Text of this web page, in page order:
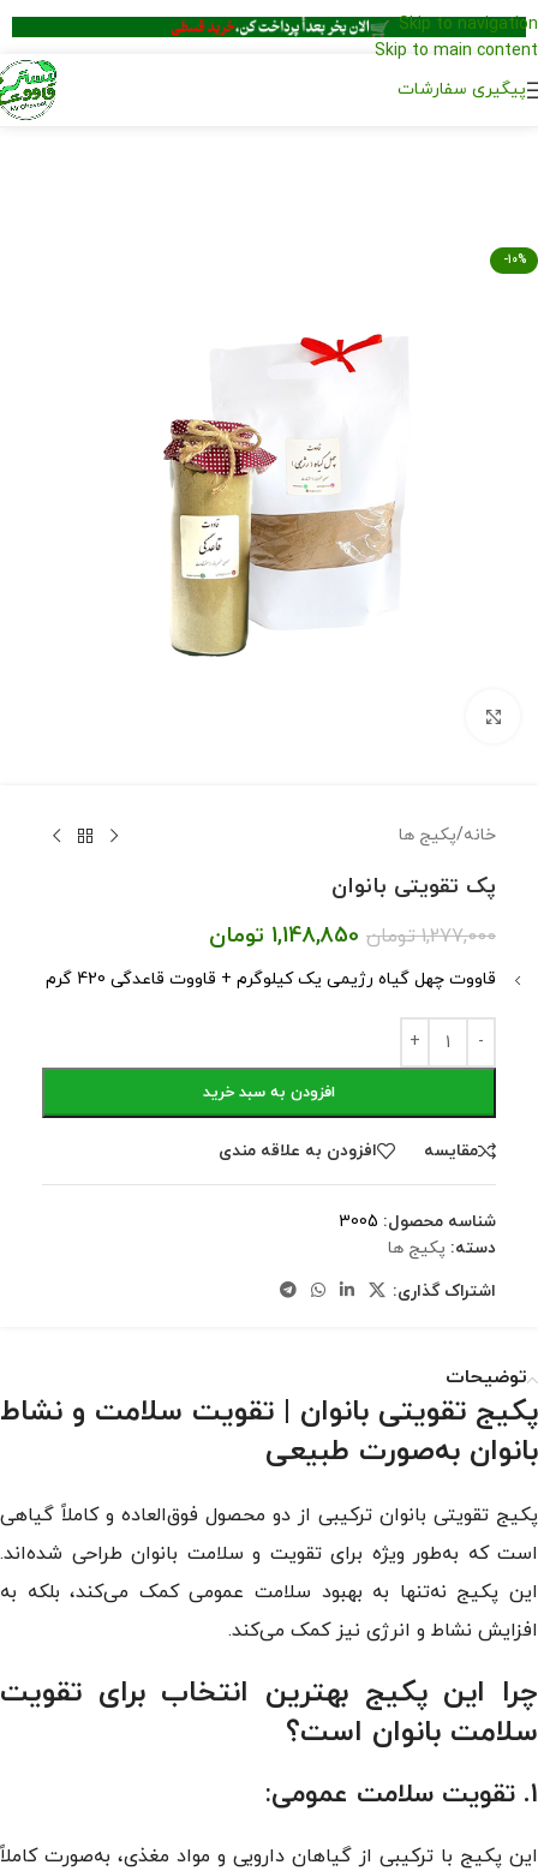
Skip to navigation
Skip to main content
پیگیری سفارشات
-10%
خانه/پکیج ها
پک تقویتی بانوان
1,277,000 تومان 1,148,850 تومان
قاووت چهل گیاه رژیمی یک کیلوگرم + قاووت قاعدگی 420 گرم
افزودن به سبد خرید
مقايسه افزودن به علاقه مندی
شناسه محصول: 3005
دسته: پکیج ها
اشتراک گذاری:
توضیحات
پکیج تقویتی بانوان | تقویت سلامت و نشاط
بانوان به‌صورت طبیعی
پکیج تقویتی بانوان ترکیبی از دو محصول فوق‌العاده و کاملاً گیاهی
است که به‌طور ویژه برای تقویت و سلامت بانوان طراحی شده‌اند.
این پکیج نه‌تنها به بهبود سلامت عمومی کمک می‌کند، بلکه به
افزایش نشاط و انرژی نیز کمک می‌کند.
چرا این پکیج بهترین انتخاب برای تقویت
سلامت بانوان است؟
1. تقویت سلامت عمومی:
این پکیج با ترکیبی از گیاهان دارویی و مواد مغذی، به‌صورت کاملاً